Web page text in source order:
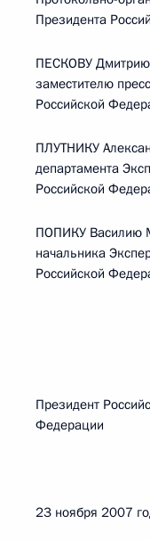
Президента
ПЕСКОВУ Дмитрию
заместителю
Российской
ПЛУТНИКУ
департамента
Российской
ПОПИКУ Василию
начальника
Российской
Президент
23 ноября 2007